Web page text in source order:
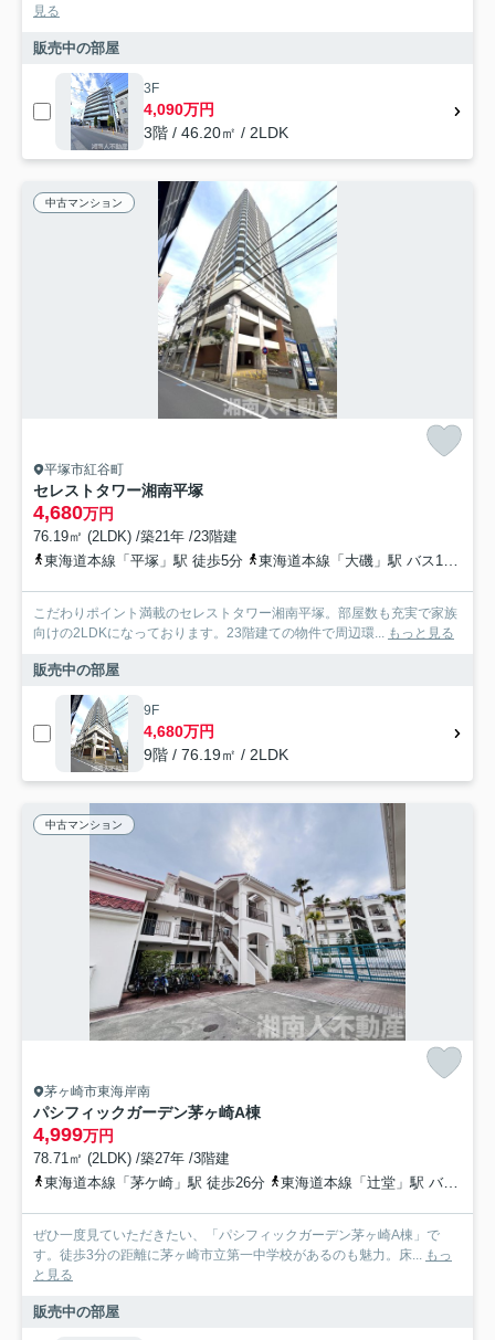
見る
販売中の部屋
3F
4,090万円
3階 / 46.20㎡ / 2LDK
中古マンション
平塚市紅谷町
セレストタワー湘南平塚
4,680万円
76.19㎡ (2LDK) /築21年 /23階建
東海道本線「平塚」駅 徒歩5分
東海道本線「大磯」駅 バス16分 神奈川中央交通「銀座通り（平塚市）」 停歩1分
こだわりポイント満載のセレストタワー湘南平塚。部屋数も充実で家族
向けの2LDKになっております。23階建ての物件で周辺環... もっと見る
販売中の部屋
9F
4,680万円
9階 / 76.19㎡ / 2LDK
中古マンション
茅ヶ崎市東海岸南
パシフィックガーデン茅ヶ崎A棟
4,999万円
78.71㎡ (2LDK) /築27年 /3階建
東海道本線「茅ケ崎」駅 徒歩26分
東海道本線「辻堂」駅 バス14分 神奈川中央交通「駐在所前（茅ヶ崎市）」 停歩11分
ぜひ一度見ていただきたい、「パシフィックガーデン茅ヶ崎A棟」で
す。徒歩3分の距離に茅ヶ崎市立第一中学校があるのも魅力。床... もっ
と見る
販売中の部屋